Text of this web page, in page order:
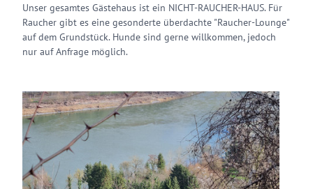
Unser gesamtes Gästehaus ist ein NICHT-RAUCHER-HAUS. Für
Raucher gibt es eine gesonderte überdachte "Raucher-Lounge"
auf dem Grundstück. Hunde sind gerne willkommen, jedoch
nur auf Anfrage möglich.